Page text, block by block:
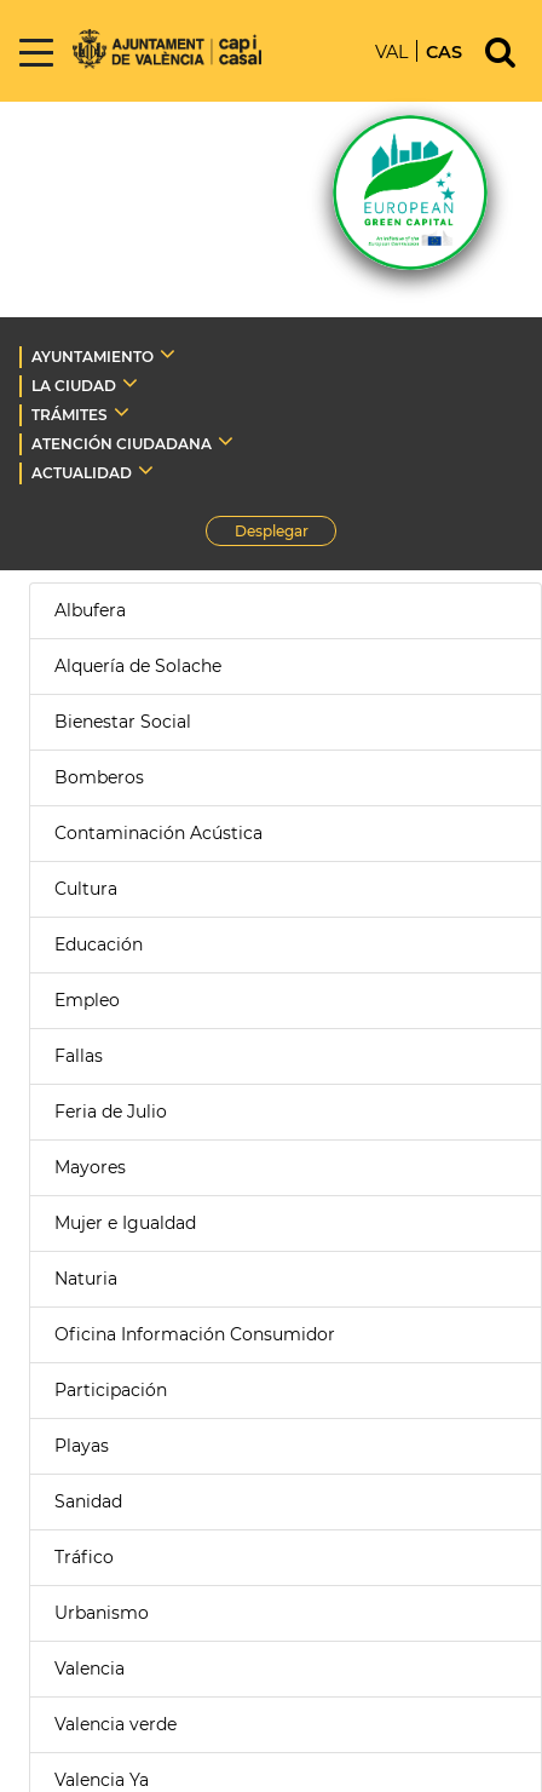
VAL CAS
AYUNTAMIENTO
LA CIUDAD
TRÁMITES
ATENCIÓN CIUDADANA
ACTUALIDAD
Desplegar
Albufera
Alquería de Solache
Bienestar Social
Bomberos
Contaminación Acústica
Cultura
Educación
Empleo
Fallas
Feria de Julio
Mayores
Mujer e Igualdad
Naturia
Oficina Información Consumidor
Participación
Playas
Sanidad
Tráfico
Urbanismo
Valencia
Valencia verde
Valencia Ya